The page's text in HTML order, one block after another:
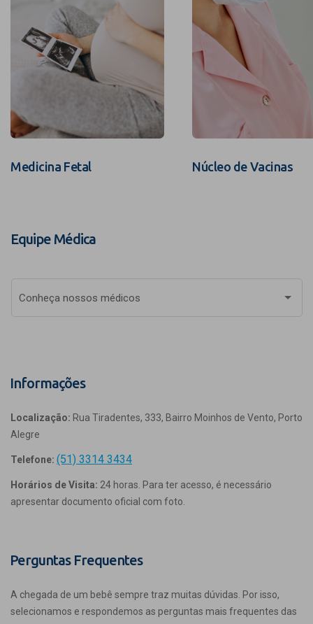
Medicina Fetal Núcleo de Vacinas
Equipe Médica
Conheça nossos médicos
Informações
Localização: Rua Tiradentes, 333, Bairro Moinhos de Vento, Porto
Alegre
Telefone: (51) 3314 3434
Horários de Visita: 24 horas. Para ter acesso, é necessário
apresentar documento oficial com foto.
Perguntas Frequentes
A chegada de um bebê sempre traz muitas dúvidas. Por isso,
selecionamos e respondemos as perguntas mais frequentes das